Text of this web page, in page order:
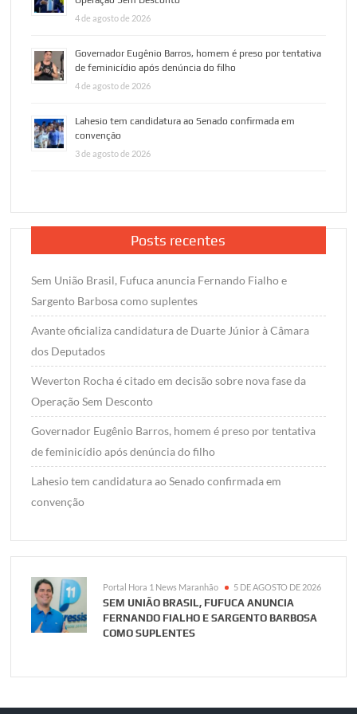
4 de agosto de 2026
Governador Eugênio Barros, homem é preso por tentativa
de feminicídio após denúncia do filho
4 de agosto de 2026
Lahesio tem candidatura ao Senado confirmada em
convenção
3 de agosto de 2026
Posts recentes
Sem União Brasil, Fufuca anuncia Fernando Fialho e
Sargento Barbosa como suplentes
Avante oficializa candidatura de Duarte Júnior à Câmara
dos Deputados
Weverton Rocha é citado em decisão sobre nova fase da
Operação Sem Desconto
Governador Eugênio Barros, homem é preso por tentativa
de feminicídio após denúncia do filho
Lahesio tem candidatura ao Senado confirmada em
convenção
Portal Hora 1 News Maranhão 5 DE AGOSTO DE 2026
SEM UNIÃO BRASIL, FUFUCA ANUNCIA
FERNANDO FIALHO E SARGENTO BARBOSA
COMO SUPLENTES